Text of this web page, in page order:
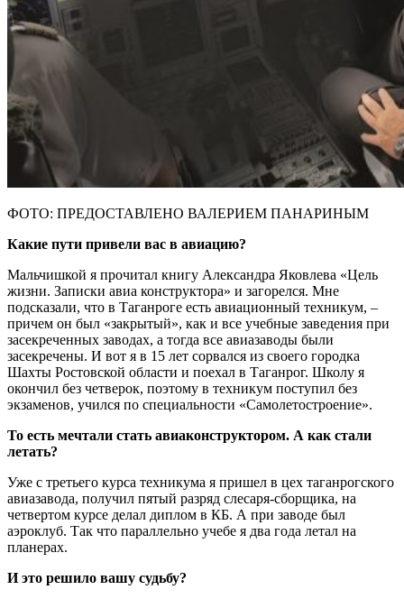
ФОТО: ПРЕДОСТАВЛЕНО ВАЛЕРИЕМ ПАНАРИНЫМ
Какие пути привели вас в авиацию?
Мальчишкой я прочитал книгу Александра Яковлева «Цель
жизни. Записки авиа конструктора» и загорелся. Мне
подсказали, что в Таганроге есть авиационный техникум, –
причем он был «закрытый», как и все учебные заведения при
засекреченных заводах, а тогда все авиазаводы были
засекречены. И вот я в 15 лет сорвался из своего городка
Шахты Ростовской области и поехал в Таганрог. Школу я
окончил без четверок, поэтому в техникум поступил без
экзаменов, учился по специальности «Самолетостроение».
То есть мечтали стать авиаконструктором. А как стали
летать?
Уже с третьего курса техникума я пришел в цех таганрогского
авиазавода, получил пятый разряд слесаря-сборщика, на
четвертом курсе делал диплом в КБ. А при заводе был
аэроклуб. Так что параллельно учебе я два года летал на
планерах.
И это решило вашу судьбу?